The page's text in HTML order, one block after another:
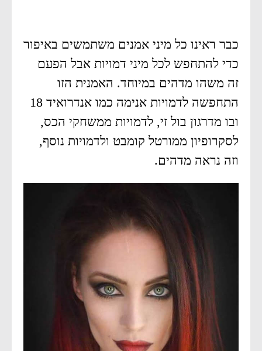
כבר ראינו כל מיני אמנים משתמשים באיפור
כדי להתחפש לכל מיני דמויות אבל הפעם
זה משהו מדהים במיוחד. האמנית הזו
התחפשה לדמויות אנימה כמו אנדרואיד 18
ובו מדרגון בול זי, לדמויות ממשחקי הכס,
לסקרופיון ממורטל קומבט ולדמויות נוסף,
וזה נראה מדהים.